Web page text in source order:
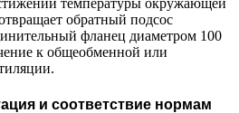
температуры окружающей
обратный подсос
фланец диаметром 100
к общеобменной или
и соответствие нормам